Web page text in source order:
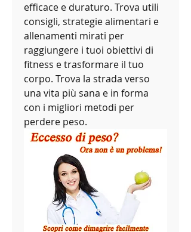
efficace e duraturo. Trova utili
consigli, strategie alimentari e
allenamenti mirati per
raggiungere i tuoi obiettivi di
fitness e trasformare il tuo
corpo. Trova la strada verso
una vita più sana e in forma
con i migliori metodi per
perdere peso.